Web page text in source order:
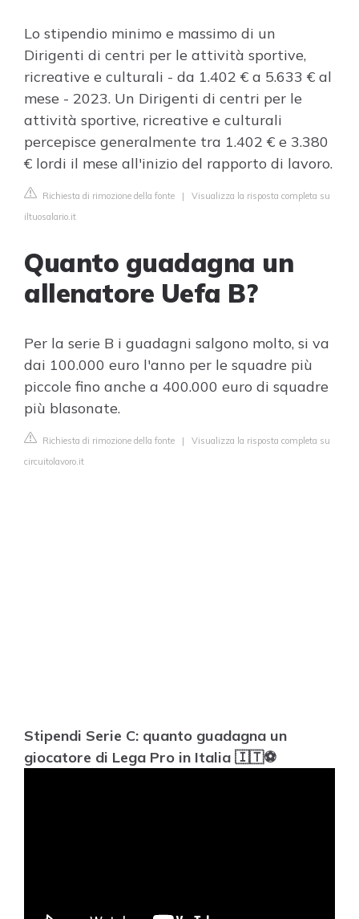
Lo stipendio minimo e massimo di un
Dirigenti di centri per le attività sportive,
ricreative e culturali - da 1.402 € a 5.633 € al
mese - 2023. Un Dirigenti di centri per le
attività sportive, ricreative e culturali
percepisce generalmente tra 1.402 € e 3.380
€ lordi il mese all'inizio del rapporto di lavoro.
Richiesta di rimozione della fonte | Visualizza la risposta completa su
iltuosalario.it
Quanto guadagna un
allenatore Uefa B?
Per la serie B i guadagni salgono molto, si va
dai 100.000 euro l'anno per le squadre più
piccole fino anche a 400.000 euro di squadre
più blasonate.
Richiesta di rimozione della fonte | Visualizza la risposta completa su
circuitolavoro.it
Stipendi Serie C: quanto guadagna un
giocatore di Lega Pro in Italia 🇮🇹⚽️